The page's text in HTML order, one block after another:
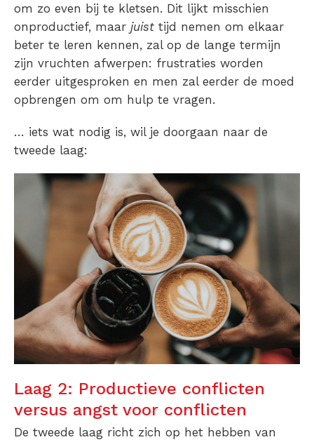
om zo even bij te kletsen. Dit lijkt misschien
onproductief, maar juist tijd nemen om elkaar
beter te leren kennen, zal op de lange termijn
zijn vruchten afwerpen: frustraties worden
eerder uitgesproken en men zal eerder de moed
opbrengen om om hulp te vragen.
… iets wat nodig is, wil je doorgaan naar de
tweede laag:
Laag 2: Productieve conflicten
versus angst voor conflicten
De tweede laag richt zich op het hebben van